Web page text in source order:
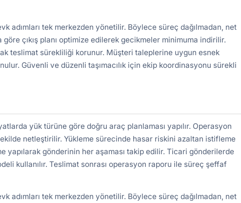
adımları tek merkezden yönetilir. Böylece süreç dağılmadan, net
çıkış planı optimize edilerek gecikmeler minimuma indirilir.
teslimat sürekliliği korunur. Müşteri taleplerine uygun esnek
Güvenli ve düzenli taşımacılık için ekip koordinasyonu sürekli
yük türüne göre doğru araç planlaması yapılır. Operasyon
netleştirilir. Yükleme sürecinde hasar riskini azaltan istifleme
yapılarak gönderinin her aşaması takip edilir. Ticari gönderilerde
kullanılır. Teslimat sonrası operasyon raporu ile süreç şeffaf
adımları tek merkezden yönetilir. Böylece süreç dağılmadan, net